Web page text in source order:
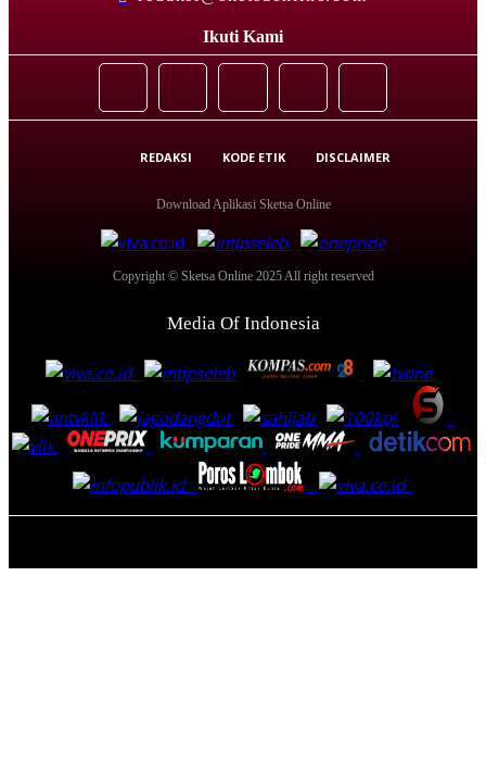
Ikuti Kami
REDAKSI KODE ETIK DISCLAIMER
Download Aplikasi Sketsa Online
Copyright © Sketsa Online 2025 All right reserved
Media Of Indonesia